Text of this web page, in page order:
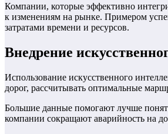
Компании, которые эффективно
к изменениям на рынке. Примером
затратами времени и ресурсов.
Внедрение
Использование искусственного
дорог, рассчитывать оптимальные
Большие данные помогают лучше
компании сокращают аварийность на